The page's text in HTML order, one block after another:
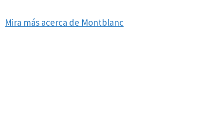
Mira más acerca de Montblanc